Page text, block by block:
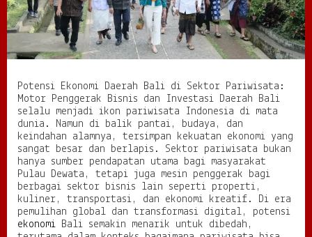
a
l
d
i
t
o
r
P
a
r
i
s
Potensi Ekonomi Daerah Bali di Sektor Pariwisata:
Motor Penggerak Bisnis dan Investasi Daerah Bali
selalu menjadi ikon pariwisata Indonesia di mata
dunia. Namun di balik pantai, budaya, dan
keindahan alamnya, tersimpan kekuatan ekonomi yang
sangat besar dan berlapis. Sektor pariwisata bukan
hanya sumber pendapatan utama bagi masyarakat
Pulau Dewata, tetapi juga mesin penggerak bagi
berbagai sektor bisnis lain seperti properti,
kuliner, transportasi, dan ekonomi kreatif. Di era
pemulihan global dan transformasi digital, potensi
ekonomi Bali semakin menarik untuk dibedah,